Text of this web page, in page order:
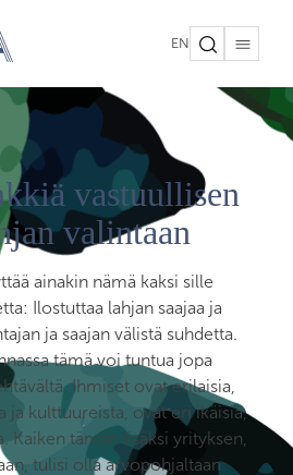
EN
vastuullisen
valintaan
ainakin nämä kaksi sille
Ilostuttaa lahjan saajaa ja
ja saajan välistä suhdetta.
tämä voi tuntua jopa
Ihmiset ovat erilaisia,
ja kulttuureista, ovat eri ikäisiä,
Kaiken tämän lisäksi yrityksen,
tulisi olla arvopohjaltaan